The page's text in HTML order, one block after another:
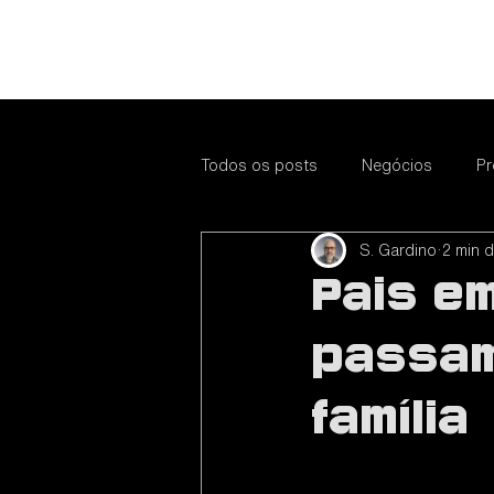
Todos os posts Negócios
Educação Fotografia
Tendências Educação
Promova seu
Pais
família
S. Gardino 2 min